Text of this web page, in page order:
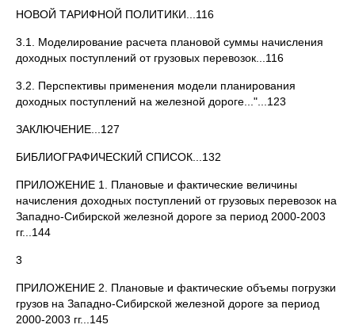
НОВОЙ ТАРИФНОЙ ПОЛИТИКИ...116
3.1. Моделирование расчета плановой суммы начисления
доходных поступлений от грузовых перевозок...116
3.2. Перспективы применения модели планирования
доходных поступлений на железной дороге..."...123
ЗАКЛЮЧЕНИЕ...127
БИБЛИОГРАФИЧЕСКИЙ СПИСОК...132
ПРИЛОЖЕНИЕ 1. Плановые и фактические величины
начисления доходных поступлений от грузовых перевозок на
Западно-Сибирской железной дороге за период 2000-2003
гг...144
3
ПРИЛОЖЕНИЕ 2. Плановые и фактические объемы погрузки
грузов на Западно-Сибирской железной дороге за период
2000-2003 гг...145